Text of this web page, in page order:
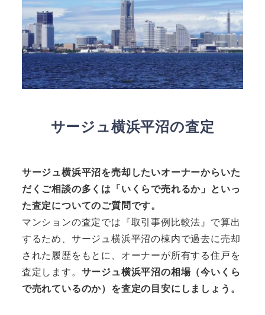
サージュ横浜平沼の査定
サージュ横浜平沼を売却したいオーナーからいた
だくご相談の多くは「いくらで売れるか」といっ
た査定についてのご質問です。
マンションの査定では『取引事例比較法』で算出
するため、サージュ横浜平沼の棟内で過去に売却
された履歴をもとに、オーナーが所有する住戸を
査定します。 サージュ横浜平沼の相場（今いくら
で売れているのか）を査定の目安にしましょう。